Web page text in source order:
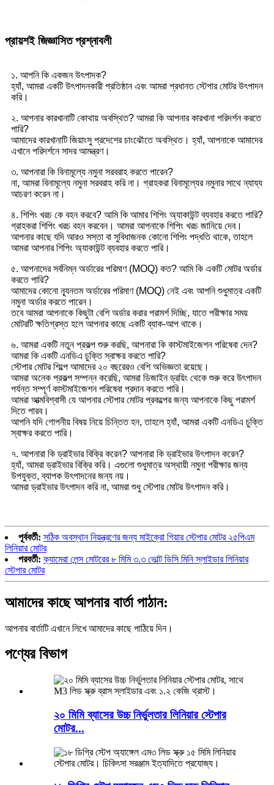
প্রায়শই জিজ্ঞাসিত প্রশ্নাবলী
১. আপনি কি একজন উৎপাদক?
হ্যাঁ, আমরা একটি উৎপাদনকারী প্রতিষ্ঠান এবং আমরা প্রধানত স্টেপার মোটর উৎপাদন
করি।
২. আপনার কারখানাটি কোথায় অবস্থিত? আমরা কি আপনার কারখানা পরিদর্শন করতে
পারি?
আমাদের কারখানাটি জিয়াংসু প্রদেশের চাংঝৌতে অবস্থিত। হ্যাঁ, আপনাকে আমাদের
এখানে পরিদর্শনে সাদর আমন্ত্রণ।
৩. আপনারা কি বিনামূল্যে নমুনা সরবরাহ করতে পারেন?
না, আমরা বিনামূল্যে নমুনা সরবরাহ করি না। গ্রাহকরা বিনামূল্যের নমুনার সাথে ন্যায্য
আচরণ করেন না।
৪. শিপিং খরচ কে বহন করবে? আমি কি আমার শিপিং অ্যাকাউন্ট ব্যবহার করতে পারি?
গ্রাহকরা শিপিং খরচ বহন করবেন। আমরা আপনাকে শিপিং খরচ জানিয়ে দেব।
আপনার কাছে যদি আরও সস্তা বা সুবিধাজনক কোনো শিপিং পদ্ধতি থাকে, তাহলে
আমরা আপনার শিপিং অ্যাকাউন্ট ব্যবহার করতে পারি।
৫. আপনাদের সর্বনিম্ন অর্ডারের পরিমাণ (MOQ) কত? আমি কি একটি মোটর অর্ডার
করতে পারি?
আমাদের কোনো ন্যূনতম অর্ডারের পরিমাণ (MOQ) নেই এবং আপনি শুধুমাত্র একটি
নমুনা অর্ডার করতে পারেন।
তবে আমরা আপনাকে কিছুটা বেশি অর্ডার করার পরামর্শ দিচ্ছি, যাতে পরীক্ষার সময়
মোটরটি ক্ষতিগ্রস্ত হলে আপনার কাছে একটি ব্যাক-আপ থাকে।
৬. আমরা একটি নতুন প্রকল্প শুরু করছি, আপনারা কি কাস্টমাইজেশন পরিষেবা দেন?
আমরা কি একটি এনডিএ চুক্তি স্বাক্ষর করতে পারি?
স্টেপার মোটর শিল্পে আমাদের ২০ বছরেরও বেশি অভিজ্ঞতা রয়েছে।
আমরা অনেক প্রকল্প সম্পন্ন করেছি, আমরা ডিজাইন ড্রয়িং থেকে শুরু করে উৎপাদন
পর্যন্ত সম্পূর্ণ কাস্টমাইজেশন পরিষেবা প্রদান করতে পারি।
আমরা আত্মবিশ্বাসী যে আপনার স্টেপার মোটর প্রকল্পের জন্য আপনাকে কিছু পরামর্শ
দিতে পারব।
আপনি যদি গোপনীয় বিষয় নিয়ে চিন্তিত হন, তাহলে হ্যাঁ, আমরা একটি এনডিএ চুক্তি
স্বাক্ষর করতে পারি।
৭. আপনারা কি ড্রাইভার বিক্রি করেন? আপনারা কি ড্রাইভার উৎপাদন করেন?
হ্যাঁ, আমরা ড্রাইভার বিক্রি করি। এগুলো শুধুমাত্র অস্থায়ী নমুনা পরীক্ষার জন্য
উপযুক্ত, ব্যাপক উৎপাদনের জন্য নয়।
আমরা ড্রাইভার উৎপাদন করি না, আমরা শুধু স্টেপার মোটর উৎপাদন করি।
পূর্ববর্তী: সঠিক অবস্থান নিয়ন্ত্রণের জন্য মাইক্রো গিয়ার স্টেপার মোটর ২৫পিএম
লিনিয়ার মোটর
পরবর্তী: ক্যামেরা লেন্স মোটরের ৮ মিমি ৩.৩ ভোল্ট ডিসি মিনি স্লাইডার লিনিয়ার
স্টেপার মোটর
আমাদের কাছে আপনার বার্তা পাঠান:
আপনার বার্তাটি এখানে লিখে আমাদের কাছে পাঠিয়ে দিন।
পণ্যের বিভাগ
২০ মিমি ব্যাসের উচ্চ নির্ভুলতার লিনিয়ার স্টেপার
মোটর...